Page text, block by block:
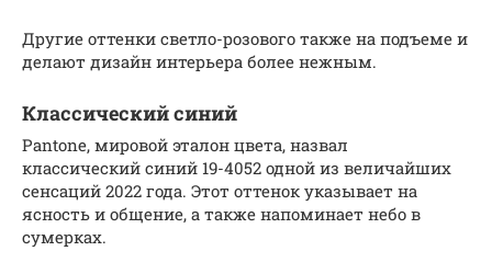
Другие оттенки светло-розового также на подъеме и
делают дизайн интерьера более нежным.
Классический синий
Pantone, мировой эталон цвета, назвал
классический синий 19-4052 одной из величайших
сенсаций 2022 года. Этот оттенок указывает на
ясность и общение, а также напоминает небо в
сумерках.